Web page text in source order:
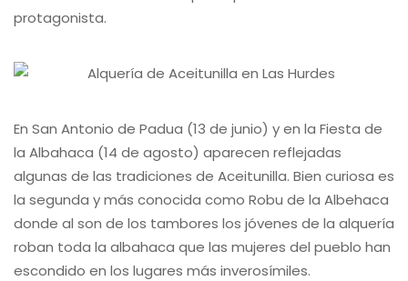
protagonista.
En San Antonio de Padua (13 de junio) y en la Fiesta de
la Albahaca (14 de agosto) aparecen reflejadas
algunas de las tradiciones de Aceitunilla. Bien curiosa es
la segunda y más conocida como Robu de la Albehaca
donde al son de los tambores los jóvenes de la alquería
roban toda la albahaca que las mujeres del pueblo han
escondido en los lugares más inverosímiles.